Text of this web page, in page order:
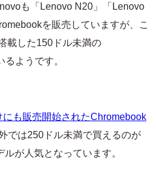
も「Lenovo N20」「Lenovo
を販売していますが、こ
載した150ドル未満の
ようです。
も販売開始されたChromebook
では250ドル未満で買えるのが
が人気となっています。